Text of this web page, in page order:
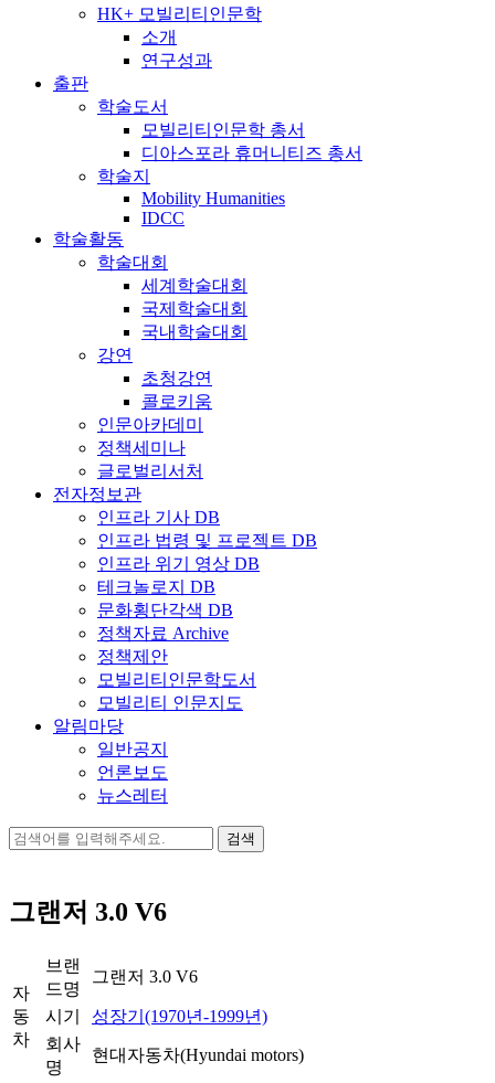
HK+ 모빌리티인문학
소개
연구성과
출판
학술도서
모빌리티인문학 총서
디아스포라 휴머니티즈 총서
학술지
Mobility Humanities
IDCC
학술활동
학술대회
세계학술대회
국제학술대회
국내학술대회
강연
초청강연
콜로키움
인문아카데미
정책세미나
글로벌리서처
전자정보관
인프라 기사 DB
인프라 법령 및 프로젝트 DB
인프라 위기 영상 DB
테크놀로지 DB
문화횡단각색 DB
정책자료 Archive
정책제안
모빌리티인문학도서
모빌리티 인문지도
알림마당
일반공지
언론보도
뉴스레터
검
그랜저 3.0 V6
자
동
차
브랜
드명
그랜저 3.0 V6
시기
성장기(1970년-1999년)
회사
명
현대자동차(Hyundai motors)